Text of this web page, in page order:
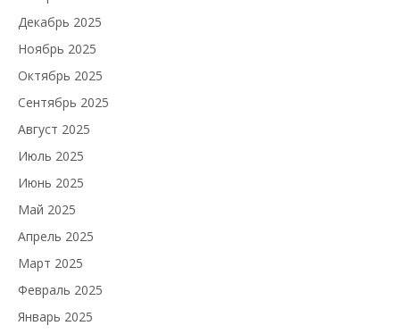
Декабрь 2025
Ноябрь 2025
Октябрь 2025
Сентябрь 2025
Август 2025
Июль 2025
Июнь 2025
Май 2025
Апрель 2025
Март 2025
Февраль 2025
Январь 2025